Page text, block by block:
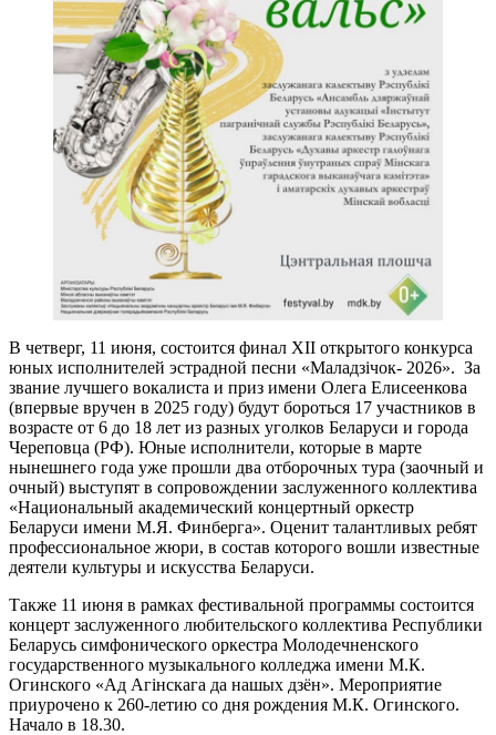
В четверг, 11 июня, состоится финал XII открытого конкурса
юных исполнителей эстрадной песни «Маладзічок- 2026». За
звание лучшего вокалиста и приз имени Олега Елисеенкова
(впервые вручен в 2025 году) будут бороться 17 участников в
возрасте от 6 до 18 лет из разных уголков Беларуси и города
Череповца (РФ). Юные исполнители, которые в марте
нынешнего года уже прошли два отборочных тура (заочный и
очный) выступят в сопровождении заслуженного коллектива
«Национальный академический концертный оркестр
Беларуси имени М.Я. Финберга». Оценит талантливых ребят
профессиональное жюри, в состав которого вошли известные
деятели культуры и искусства Беларуси.
Также 11 июня в рамках фестивальной программы состоится
концерт заслуженного любительского коллектива Республики
Беларусь симфонического оркестра Молодечненского
государственного музыкального колледжа имени М.К.
Огинского «Ад Агінскага да нашых дзён». Мероприятие
приурочено к 260-летию со дня рождения М.К. Огинского.
Начало в 18.30.